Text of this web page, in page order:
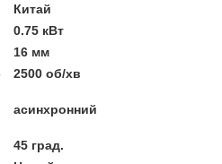
Китай
0.75 кВт
16 мм
2500 об/хв
асинхронний
45 град.